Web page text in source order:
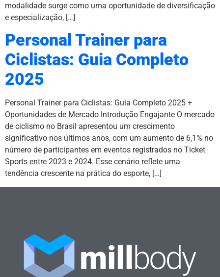
modalidade surge como uma oportunidade de diversificação
e especialização, […]
Personal Trainer para
Ciclistas: Guia Completo
2025
Personal Trainer para Ciclistas: Guia Completo 2025 +
Oportunidades de Mercado Introdução Engajante O mercado
de ciclismo no Brasil apresentou um crescimento
significativo nos últimos anos, com um aumento de 6,1% no
número de participantes em eventos registrados no Ticket
Sports entre 2023 e 2024. Esse cenário reflete uma
tendência crescente na prática do esporte, […]